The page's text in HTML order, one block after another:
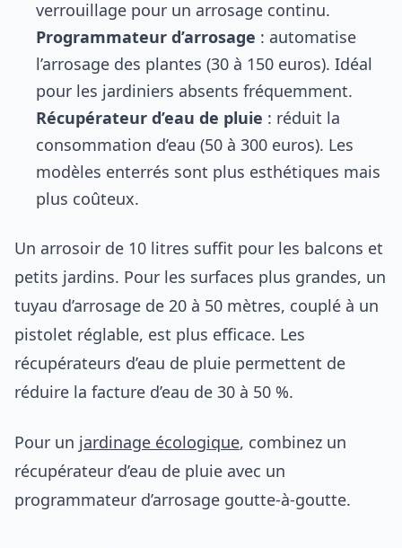
verrouillage pour un arrosage continu.
Programmateur d’arrosage : automatise
l’arrosage des plantes (30 à 150 euros). Idéal
pour les jardiniers absents fréquemment.
Récupérateur d’eau de pluie : réduit la
consommation d’eau (50 à 300 euros). Les
modèles enterrés sont plus esthétiques mais
plus coûteux.
Un arrosoir de 10 litres suffit pour les balcons et
petits jardins. Pour les surfaces plus grandes, un
tuyau d’arrosage de 20 à 50 mètres, couplé à un
pistolet réglable, est plus efficace. Les
récupérateurs d’eau de pluie permettent de
réduire la facture d’eau de 30 à 50 %.
Pour un jardinage écologique, combinez un
récupérateur d’eau de pluie avec un
programmateur d’arrosage goutte-à-goutte.